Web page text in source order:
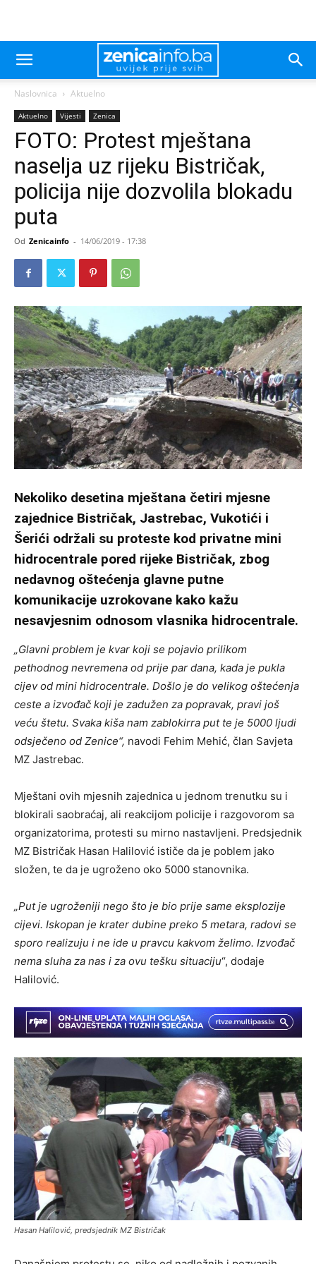
Naslovnica Aktuelno
Aktuelno Vijesti Zenica
FOTO: Protest mještana
naselja uz rijeku Bistričak,
policija nije dozvolila blokadu
puta
Od Zenicainfo - 14/06/2019 - 17:38
Nekoliko desetina mještana četiri mjesne
zajednice Bistričak, Jastrebac, Vukotići i
Šerići održali su proteste kod privatne mini
hidrocentrale pored rijeke Bistričak, zbog
nedavnog oštećenja glavne putne
komunikacije uzrokovane kako kažu
nesavjesnim odnosom vlasnika hidrocentrale.
„Glavni problem je kvar koji se pojavio prilikom
pethodnog nevremena od prije par dana, kada je pukla
cijev od mini hidrocentrale. Došlo je do velikog oštećenja
ceste a izvođač koji je zadužen za popravak, pravi još
veću štetu. Svaka kiša nam zablokirra put te je 5000 ljudi
odsječeno od Zenice“, navodi Fehim Mehić, član Savjeta
MZ Jastrebac.
Mještani ovih mjesnih zajednica u jednom trenutku su i
blokirali saobraćaj, ali reakcijom policije i razgovorom sa
organizatorima, protesti su mirno nastavljeni. Predsjednik
MZ Bistričak Hasan Halilović ističe da je poblem jako
složen, te da je ugroženo oko 5000 stanovnika.
„Put je ugroženiji nego što je bio prije same eksplozije
cijevi. Iskopan je krater dubine preko 5 metara, radovi se
sporo realizuju i ne ide u pravcu kakvom želimo. Izvođač
nema sluha za nas i za ovu tešku situaciju“, dodaje
Halilović.
Hasan Halilović, predsjednik MZ Bistričak